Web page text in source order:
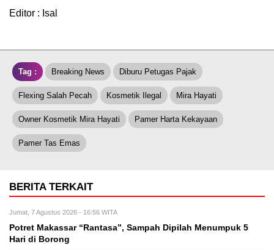
Editor : Isal
Tag : Breaking News Diburu Petugas Pajak
Flexing Salah Pecah Kosmetik Ilegal Mira Hayati
Owner Kosmetik Mira Hayati Pamer Harta Kekayaan
Pamer Tas Emas
BERITA TERKAIT
Jumat, 7 Agustus 2026 - 16:56 WITA
Potret Makassar “Rantasa”, Sampah Dipilah Menumpuk 5
Hari di Borong